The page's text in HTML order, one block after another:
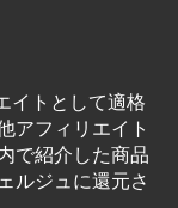
イトとして適格
アフィリエイト
で紹介した商品
ルジュに還元さ